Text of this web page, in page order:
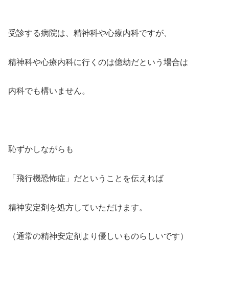
受診する病院は、精神科や心療内科ですが、
精神科や心療内科に行くのは億劫だという場合は
内科でも構いません。
恥ずかしながらも
「飛行機恐怖症」だということを伝えれば
精神安定剤を処方していただけます。
（通常の精神安定剤より優しいものらしいです）